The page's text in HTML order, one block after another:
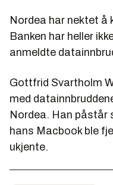
Nordea har nektet å
Banken har heller
anmeldte
Gottfrid Svartholm
med
Nordea. Han påstår
hans Macbook ble
ukjente.